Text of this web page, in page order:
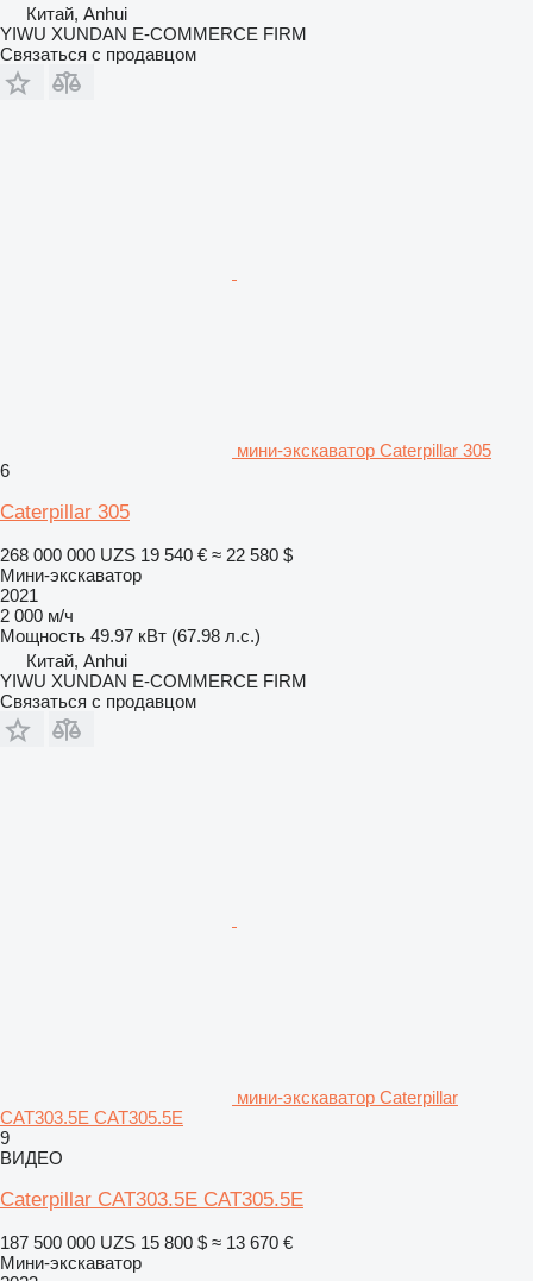
Китай, Anhui
YIWU XUNDAN E-COMMERCE FIRM
Связаться с продавцом
мини-экскаватор Caterpillar 305
6
Caterpillar 305
268 000 000 UZS 19 540 € ≈ 22 580 $
Мини-экскаватор
2021
2 000 м/ч
Мощность 49.97 кВт (67.98 л.с.)
Китай, Anhui
YIWU XUNDAN E-COMMERCE FIRM
Связаться с продавцом
мини-экскаватор Caterpillar
CAT303.5E CAT305.5E
9
ВИДЕО
Caterpillar CAT303.5E CAT305.5E
187 500 000 UZS 15 800 $ ≈ 13 670 €
Мини-экскаватор